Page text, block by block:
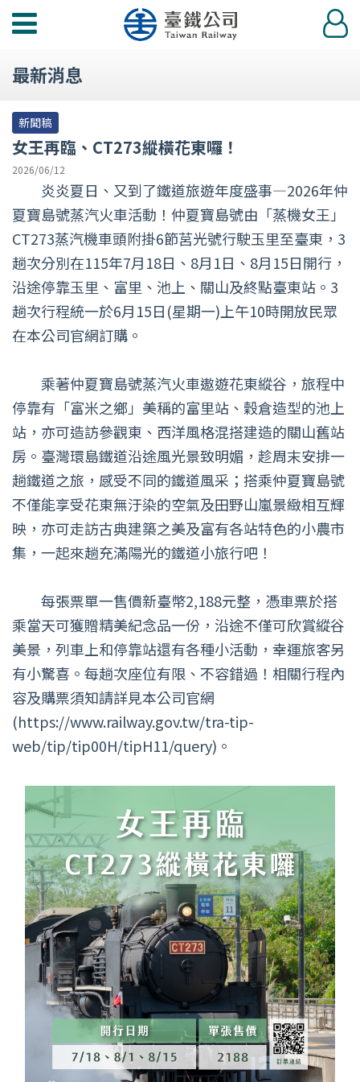
功
選
登
入
最新消息
新聞稿
女王再臨、CT273縱橫花東囉！
2026/06/12
炎炎夏日、又到了鐵道旅遊年度盛事—2026年仲
夏寶島號蒸汽火車活動！仲夏寶島號由「蒸機女王」
CT273蒸汽機車頭附掛6節莒光號行駛玉里至臺東，3
趟次分別在115年7月18日、8月1日、8月15日開行，
沿途停靠玉里、富里、池上、關山及終點臺東站。3
趟次行程統一於6月15日(星期一)上午10時開放民眾
在本公司官網訂購。
乘著仲夏寶島號蒸汽火車遨遊花東縱谷，旅程中
停靠有「富米之鄉」美稱的富里站、穀倉造型的池上
站，亦可造訪參觀東、西洋風格混搭建造的關山舊站
房。臺灣環島鐵道沿途風光景致明媚，趁周末安排一
趟鐵道之旅，感受不同的鐵道風采；搭乘仲夏寶島號
不僅能享受花東無汙染的空氣及田野山嵐景緻相互輝
映，亦可走訪古典建築之美及富有各站特色的小農市
集，一起來趟充滿陽光的鐵道小旅行吧！
每張票單一售價新臺幣2,188元整，憑車票於搭
乘當天可獲贈精美紀念品一份，沿途不僅可欣賞縱谷
美景，列車上和停靠站還有各種小活動，幸運旅客另
有小驚喜。每趟次座位有限、不容錯過！相關行程內
容及購票須知請詳見本公司官網
(https://www.railway.gov.tw/tra-tip-
web/tip/tip00H/tipH11/query)。